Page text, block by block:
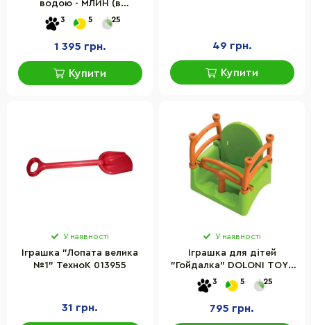
водою - МЛИН (в
комплекті машинка,
відерце) BX1310Z
3 5 25
1 395 грн.
Купити
49 грн.
Купити
У наявності
Іграшка "Лопата велика
№1" ТехноК 013955
31 грн.
У наявності
Іграшка для дітей
"Гойдалка" DOLONI TOYS
0152 до 30 кг, пластик
3 5 25
795 грн.